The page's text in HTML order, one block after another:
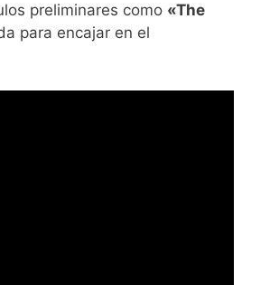
preliminares como «The
para encajar en el